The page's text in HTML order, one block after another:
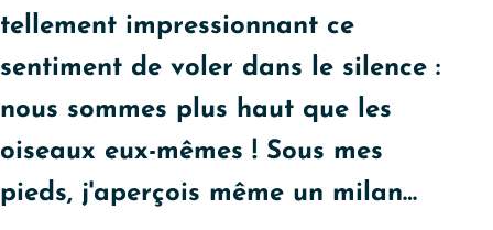
tellement impressionnant ce
sentiment de voler dans le silence :
nous sommes plus haut que les
oiseaux eux-mêmes ! Sous mes
pieds, j'aperçois même un milan…